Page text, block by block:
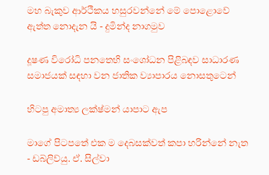
මහ බැකුව ආර්ථිකය හසුරවන්නේ මේ පොළොවේ
ඇත්ත නොදැන යි - දුමින්ද නාගමුව
දූෂණ විරෝධි පනතෙහි සංශෝධන පිළිබඳව සාධාරණ
සමාජයක් සඳහා වන ජාතික ව්‍යාපාරය නොසතුටෙන්
හිටපු අමාත්‍ය ලක්ෂ්මන් යාපාට ඇප
මාගේ පිටපතේ එක ම දෙබසක්වත් කපා හරින්නේ නැත
- ඩබ්ලිව්යු. ඒ. සිල්වා